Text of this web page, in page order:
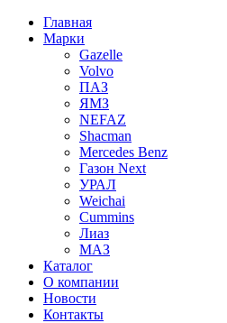
Главная
Марки
Gazelle
Volvo
ПАЗ
ЯМЗ
NEFAZ
Shacman
Mercedes Benz
Газон Next
УРАЛ
Weichai
Cummins
Лиаз
МАЗ
Каталог
О компании
Новости
Контакты